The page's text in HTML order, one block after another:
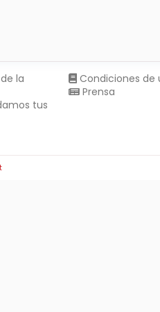
la
tus
Condiciones de
Prensa